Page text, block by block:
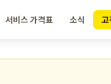
서비스 가격표 소식 고